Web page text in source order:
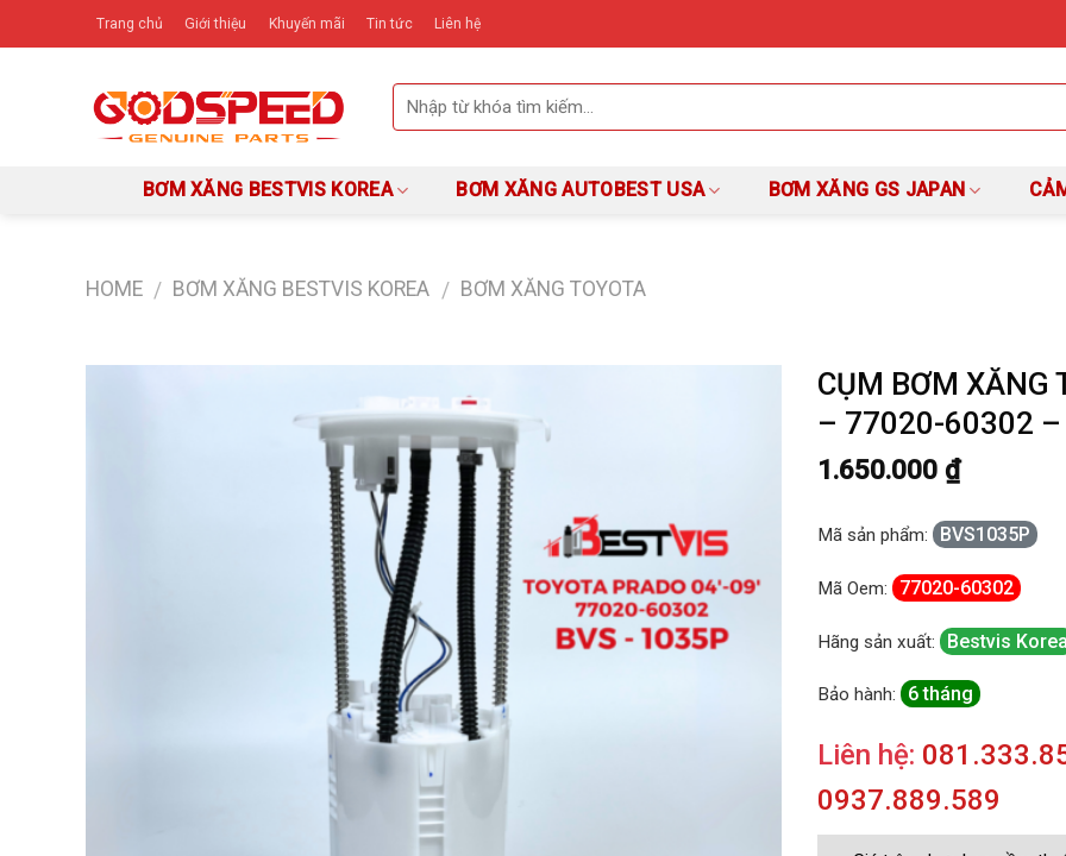
Trang chủ Giới thiệu Khuyến mãi Tin tức Liên hệ
BƠM XĂNG BESTVIS KOREA BƠM XĂNG AUTOBEST USA BƠM XĂNG GS JAPAN
HOME / BƠM XĂNG BESTVIS KOREA / BƠM XĂNG TOYOTA
CỤM BƠM XĂNG
– 77020-60302 –
1.650.000 ₫
Mã sản phẩm: BVS1035P
Mã Oem: 77020-60302
Hãng sản xuất: Bestvis Korea
Bảo hành: 6 tháng
Liên hệ:
0937.889.589